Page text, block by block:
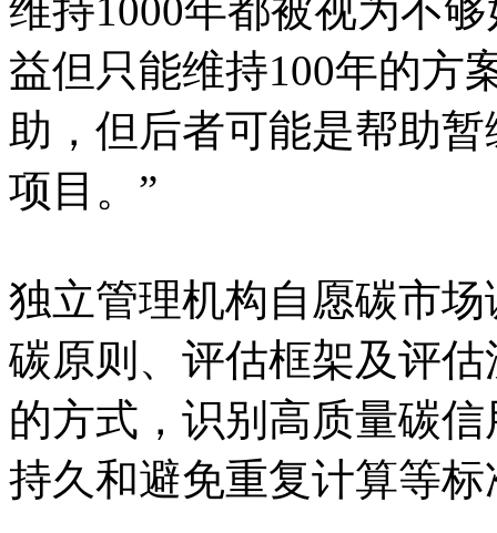
维持1000年都被视为不
益但只能维持100年的方
助，但后者可能是帮助暂
项目。”
独立管理机构自愿碳市
碳原则、评估框架及评
的方式，识别高质量碳
持久和避免重复计算等标